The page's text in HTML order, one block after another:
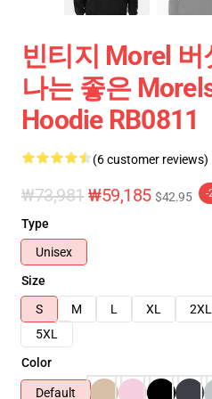
빈티지 Morel
나는 좋은
Hoodie RB0811
(6 customer reviews)
₩73,981 ₩59,185 $42.95 -
Type
Unisex
Size
S
M L XL 2XL
5XL
Color
Default